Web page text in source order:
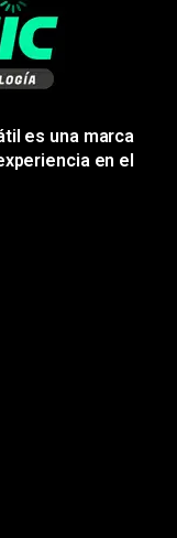
es una marca
en el